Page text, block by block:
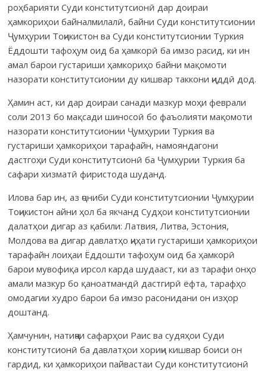
роҳбарияти Суди конститутсионӣ дар доираи
ҳамкориҳои байналмилалӣ, байни Суди конститутсионии
Ҷумҳурии Тоҷикистон ва Суди консти­тут­сионии Туркия
Ёддошти тафоҳум оид ба ҳамко­рӣ ба имзо расид, ки ин
амал барои густариши ҳамкориҳо байни мақомоти
назорати конститутсионии ду кишвар таккони ҷиддӣ дод.
Ҳамин аст, ки дар доираи санади мазкур моҳи феврали
соли 2013 бо мақсади шиносоӣ бо фаъолияти мақомоти
назорати конститутсионии Ҷумҳурии Туркия ва
густариши ҳамкориҳои тарафайн, намояндагони
дастгоҳи Суди конститут­сионӣ ба Ҷумҳурии Туркия ба
сафари хизматӣ фиристода шуданд.
Илова бар ин, аз ҷониби Суди конститутсионии Ҷумҳурии
Тоҷикистон айни ҳол ба якчанд Судҳои конститутсионии
далатҳои дигар аз қабили: Латвия, Литва, Эстония,
Молдова ва дигар давлатҳо ҷиҳати густариши ҳамкориҳои
тарафайн лоиҳаи Ёддошти тафоҳум оид ба ҳамкорӣ
барои мувофиқа ирсол карда шудааст, ки аз тарафи онҳо
амали мазкур бо қаноатмандӣ дастгирӣ ёфта, тарафҳо
омодагии худро барои ба имзо расонидани он изҳор
доштанд.
Ҳамчунин, натиҷаи сафарҳои Раис ва судяҳои Суди
консти­тутсионӣ ба давлатҳои хориҷи кишвар боиси он
гардид, ки ҳам­кориҳои пайвастаи Суди конститутсионӣ